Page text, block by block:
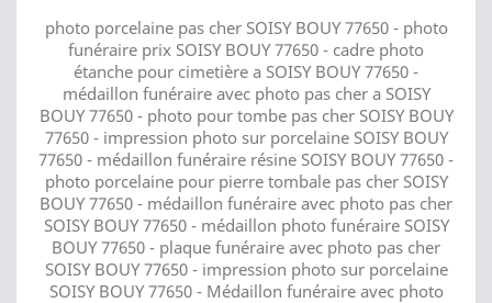
photo porcelaine pas cher SOISY BOUY 77650 - photo
funéraire prix SOISY BOUY 77650 - cadre photo
étanche pour cimetière a SOISY BOUY 77650 -
médaillon funéraire avec photo pas cher a SOISY
BOUY 77650 - photo pour tombe pas cher SOISY BOUY
77650 - impression photo sur porcelaine SOISY BOUY
77650 - médaillon funéraire résine SOISY BOUY 77650 -
photo porcelaine pour pierre tombale pas cher SOISY
BOUY 77650 - médaillon funéraire avec photo pas cher
SOISY BOUY 77650 - médaillon photo funéraire SOISY
BOUY 77650 - plaque funéraire avec photo pas cher
SOISY BOUY 77650 - impression photo sur porcelaine
SOISY BOUY 77650 - Médaillon funéraire avec photo